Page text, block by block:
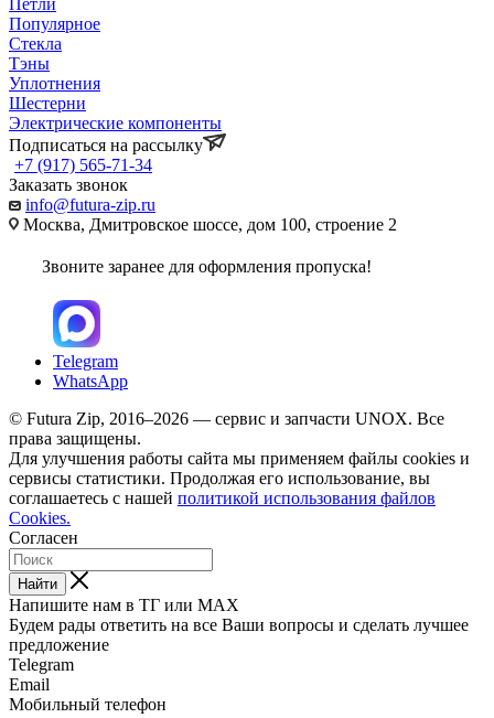
Популярное
Стекла
Тэны
Уплотнения
Шестерни
Электрические компоненты
Подписаться на рассылку
+7 (917) 565-71-34
Заказать звонок
info@futura-zip.ru
Москва, Дмитровское шоссе, дом 100, строение 2
Звоните заранее для оформления пропуска!
Telegram
WhatsApp
© Futura Zip, 2016–2026 — сервис и запчасти UNOX. Все
права защищены.
Для улучшения работы сайта мы применяем файлы cookies и
сервисы статистики. Продолжая его использование, вы
соглашаетесь с нашей политикой использования файлов
Cookies.
Согласен
Найти
Напишите нам в ТГ или MAX
Будем рады ответить на все Ваши вопросы и сделать лучшее
предложение
Telegram
Email
Мобильный телефон